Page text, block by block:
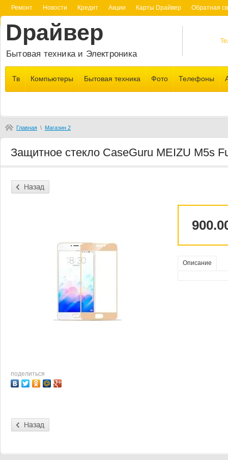
Ремонт Новости Кредит Акции Карты Dрайвер Обратная
Dрайвер
Бытовая техника и Электроника
Тв Компьютеры Бытовая техника Фото Телефоны
Главная \ Магазин 2
Защитное стекло CaseGuru MEIZU M5s
поделиться
Описание